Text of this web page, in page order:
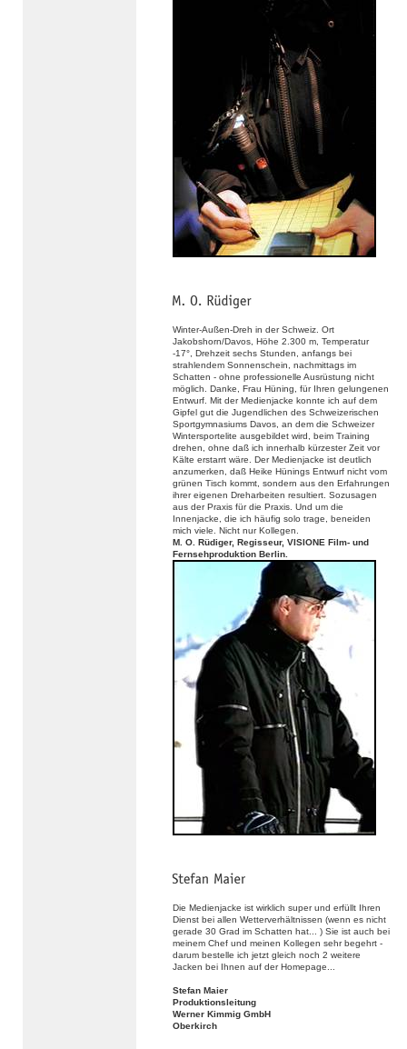
Winter-Außen-Dreh in der Schweiz. Ort
Jakobshorn/Davos, Höhe 2.300 m, Temperatur
-17°, Drehzeit sechs Stunden, anfangs bei
strahlendem Sonnenschein, nachmittags im
Schatten - ohne professionelle Ausrüstung nicht
möglich. Danke, Frau Hüning, für Ihren gelungenen
Entwurf. Mit der Medienjacke konnte ich auf dem
Gipfel gut die Jugendlichen des Schweizerischen
Sportgymnasiums Davos, an dem die Schweizer
Wintersportelite ausgebildet wird, beim Training
drehen, ohne daß ich innerhalb kürzester Zeit vor
Kälte erstarrt wäre. Der Medienjacke ist deutlich
anzumerken, daß Heike Hünings Entwurf nicht vom
grünen Tisch kommt, sondern aus den Erfahrungen
ihrer eigenen Dreharbeiten resultiert. Sozusagen
aus der Praxis für die Praxis. Und um die
Innenjacke, die ich häufig solo trage, beneiden
mich viele. Nicht nur Kollegen.
M. O. Rüdiger, Regisseur, VISIONE Film- und
Fernsehproduktion Berlin.
Die Medienjacke ist wirklich super und erfüllt Ihren
Dienst bei allen Wetterverhältnissen (wenn es nicht
gerade 30 Grad im Schatten hat... ) Sie ist auch bei
meinem Chef und meinen Kollegen sehr begehrt -
darum bestelle ich jetzt gleich noch 2 weitere
Jacken bei Ihnen auf der Homepage...
Stefan Maier
Produktionsleitung
Werner Kimmig GmbH
Oberkirch